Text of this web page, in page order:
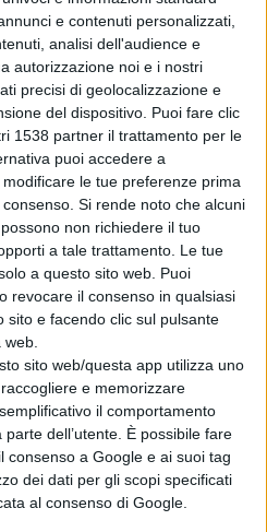
e contenuti personalizzati,
analisi dell'audience e
autorizzazione noi e i nostri
precisi di geolocalizzazione e
del dispositivo. Puoi fare clic
1538 partner il trattamento per le
puoi accedere a
le tue preferenze prima
Si rende noto che alcuni
non richiedere il tuo
a tale trattamento. Le tue
a questo sito web. Puoi
revocare il consenso in qualsiasi
sito e facendo clic sul pulsante
sito web/questa app utilizza uno
e memorizzare
il comportamento
dell’utente. È possibile fare
consenso a Google e ai suoi tag
dei dati per gli scopi specificati
al consenso di Google.
da collocare presso i centri
salariali”.
successivo